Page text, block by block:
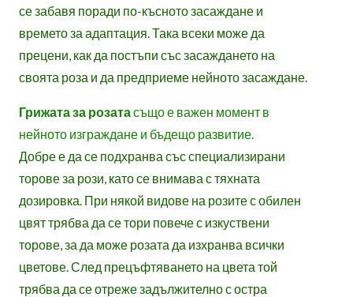
се забавя поради по-късното засаждане и
времето за адаптация. Така всеки може да
прецени, как да постъпи със засаждането на
своята роза и да предприеме нейното засаждане.
Грижата за розатасъщо е важен момент в
нейното изграждане и бъдещо развитие.
Добре е да се подхранва със специализирани
торове за рози, като се внимава с тяхната
дозировка. При някой видове на розите с обилен
цвят трябва да се тори повече с изкуствени
торове, за да може розата да изхранва всички
цветове. След прецъфтяването на цвета той
трябва да се отреже задължително с остра